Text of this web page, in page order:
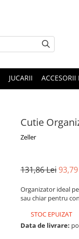
JUCARII ACCESORII
Cutie
Zeller
131,86 Lei
Organizator ideal
sau chiar pentru
STOC EPUIZAT
Data de livrare: